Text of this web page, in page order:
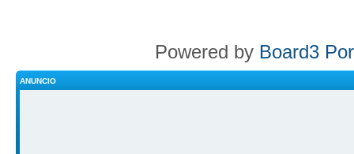
Powered by Board3
ANUNCIO